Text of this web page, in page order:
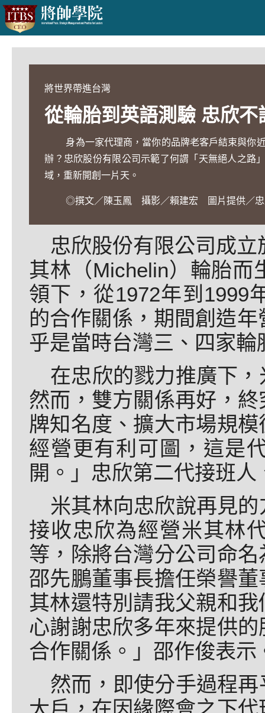
將世界帶進台灣
從輪胎到英語測驗 忠欣
身為一家代理商，當你的品牌老客戶結束與你
辦？忠欣股份有限公司示範了何謂「天無絕人之路
域，重新開創一片天。
◎撰文／陳玉鳳 攝影／賴建宏 圖片提供／忠
忠欣股份有限公司成
其林（Michelin）輪胎而
領下，從1972年到1999
的合作關係，期間創造
乎是當時台灣三、四家
在忠欣的戮力推廣下
然而，雙方關係再好，
牌知名度、擴大市場規
經營更有利可圖，這是
開。」忠欣第二代接班
米其林向忠欣說再見
接收忠欣為經營米其林
等，除將台灣分公司命
邵先鵬董事長擔任榮譽
其林還特別請我父親和
心謝謝忠欣多年來提供
合作關係。」邵作俊表示
然而，即使分手過程